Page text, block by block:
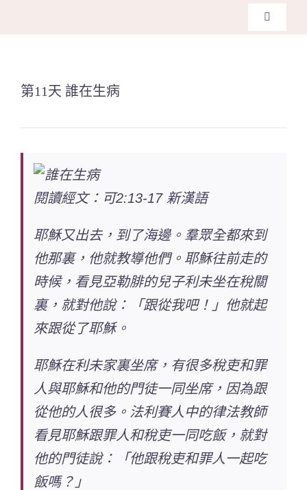
關於我們
課程報名
Search
第11天 誰在生病
閱讀經文：可2:13-17 新漢語
耶穌又出去，到了海邊。羣眾全都來到
他那裏，他就教導他們。耶穌往前走的
時候，看見亞勒腓的兒子利未坐在稅關
裏，就對他說：「跟從我吧！」他就起
來跟從了耶穌。
耶穌在利未家裏坐席，有很多稅吏和罪
人與耶穌和他的門徒一同坐席，因為跟
從他的人很多。法利賽人中的律法教師
看見耶穌跟罪人和稅吏一同吃飯，就對
他的門徒說：「他跟稅吏和罪人一起吃
飯嗎？」